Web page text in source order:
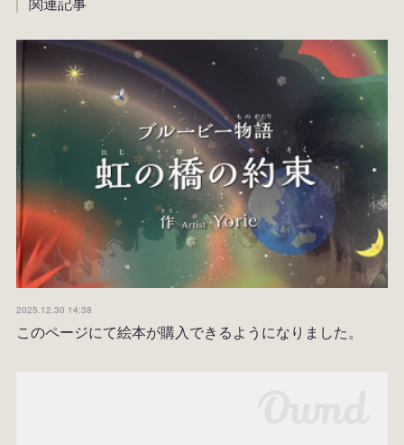
2025.12.30 14:38
このページにて絵本が購入できるようになりました。